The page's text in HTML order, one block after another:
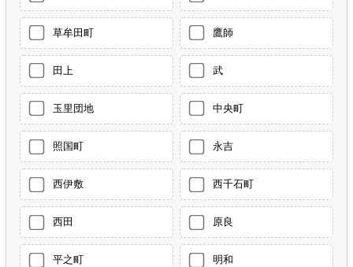
草牟田町 鷹師
田上 武
玉里団地 中央町
照国町 永吉
西伊敷 西千石町
西田 原良
平之町 明和